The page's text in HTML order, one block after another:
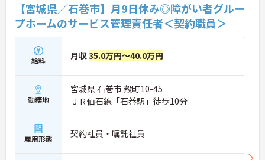
【宮城県／石巻市】月9日休み◎障がい者グルー
プホームのサービス管理責任者＜契約職員＞
給料 月収35.0万円～40.0万円
勤務地
宮城県 石巻市 殻町10-45
ＪＲ仙石線「石巻駅」徒歩10分
雇用形態 契約社員・嘱託社員